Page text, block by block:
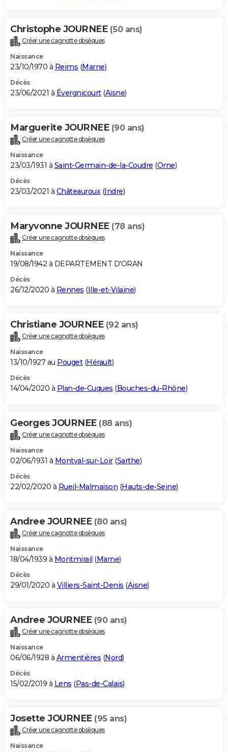
Christophe JOURNEE (50 ans)
Créer une cagnotte obsèques
Naissance
23/10/1970 à Reims (Marne)
Décès
23/06/2021 à Évergnicourt(Aisne)
Marguerite JOURNEE (90 ans)
Créer une cagnotte obsèques
Naissance
23/03/1931 à Saint-Germain-de-la-Coudre (Orne)
Décès
23/03/2021 à Châteauroux(Indre)
Maryvonne JOURNEE (78 ans)
Créer une cagnotte obsèques
Naissance
19/08/1942 à DEPARTEMENT D'ORAN
Décès
26/12/2020 à Rennes (Ille-et-Vilaine)
Christiane JOURNEE (92 ans)
Créer une cagnotte obsèques
Naissance
13/10/1927 au Pouget(Hérault)
Décès
14/04/2020 à Plan-de-Cuques (Bouches-du-Rhône)
Georges JOURNEE (88 ans)
Créer une cagnotte obsèques
Naissance
02/06/1931 à Montval-sur-Loir(Sarthe)
Décès
22/02/2020 à Rueil-Malmaison (Hauts-de-Seine)
Andree JOURNEE (80 ans)
Créer une cagnotte obsèques
Naissance
18/04/1939 à Montmirail (Marne)
Décès
29/01/2020 à Villiers-Saint-Denis (Aisne)
Andree JOURNEE (90 ans)
Créer une cagnotte obsèques
Naissance
06/06/1928 à Armentières (Nord)
Décès
15/02/2019 à Lens (Pas-de-Calais)
Josette JOURNEE (95 ans)
Créer une cagnotte obsèques
Naissance